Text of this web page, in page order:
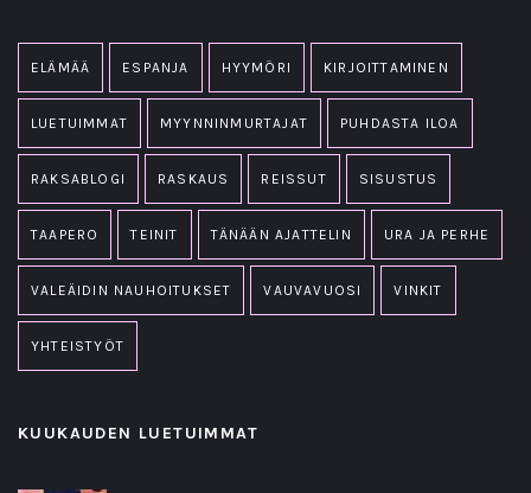
ELÄMÄÄ ESPANJA HYYMÖRI KIRJOITTAMINEN
LUETUIMMAT MYYNNINMURTAJAT PUHDASTA ILOA
RAKSABLOGI RASKAUS REISSUT SISUSTUS
TAAPERO TEINIT TÄNÄÄN AJATTELIN URA JA PERHE
VALEÄIDIN NAUHOITUKSET VAUVAVUOSI VINKIT
YHTEISTYÖT
KUUKAUDEN LUETUIMMAT